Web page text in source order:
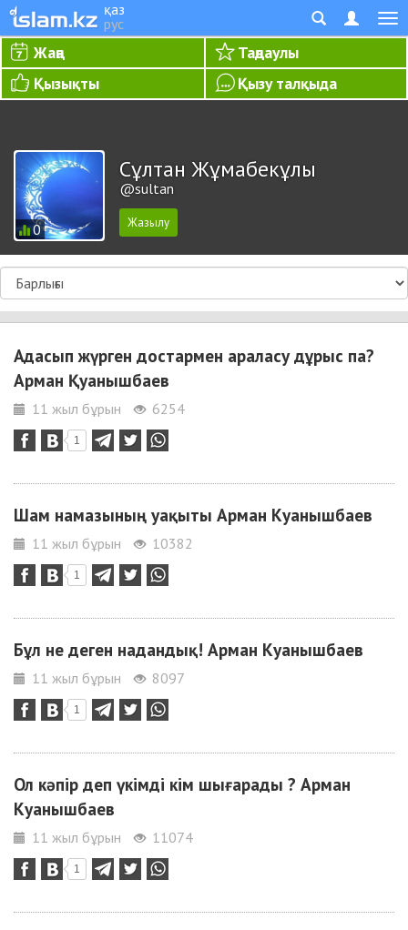
қаз
рус
Жаңа
Таңдаулы
Қызықты
Қызу талқыда
0
Сұлтан Жұмабекұлы
@sultan
Адасып жүрген достармен араласу дұрыс па?
Арман Қуанышбаев
11 жыл бұрын 6254
1
Шам намазының уақыты Арман Куанышбаев
11 жыл бұрын 10382
1
Бұл не деген надандық! Арман Куанышбаев
11 жыл бұрын 8097
1
Ол кәпір деп үкімді кім шығарады ? Арман
Куанышбаев
11 жыл бұрын 11074
1